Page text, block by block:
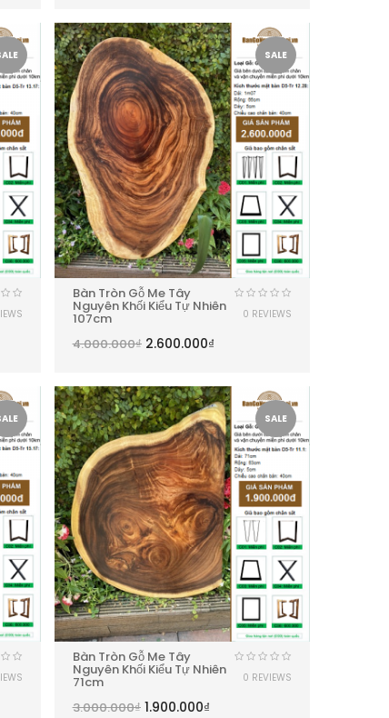
SALE
Bàn Tròn Gỗ Me Tây
Nguyên Khối Kiểu Tự Nhiên
107cm
4.000.000₫ 2.600.000₫
0 REVIEWS
SALE
Bàn Tròn Gỗ Me Tây
Nguyên Khối Kiểu Tự Nhiên
71cm
3.000.000₫ 1.900.000₫
0 REVIEWS